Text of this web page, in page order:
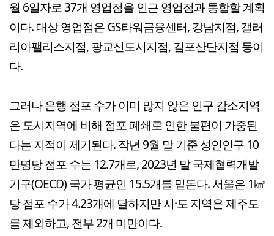
월 6일자로 37개 영업점을 인근 영업점과 통합할 계획
이다. 대상 영업점은 GS타워금융센터, 강남지점, 갤러
리아팰리스지점, 광교신도시지점, 김포산단지점 등이
다.
그러나 은행 점포 수가 이미 많지 않은 인구 감소지역
은 도시지역에 비해 점포 폐쇄로 인한 불편이 가중된
다는 지적이 제기된다. 작년 9월 말 기준 성인인구 10
만명당 점포 수는 12.7개로, 2023년 말 국제협력개발
기구(OECD) 국가 평균인 15.5개를 밑돈다. 서울은 1㎢
당 점포 수가 4.23개에 달하지만 시·도 지역은 제주도
를 제외하고, 전부 2개 미만이다.